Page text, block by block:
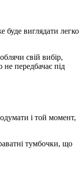
буде виглядати легко
свій вибір,
не передбачає під
і той момент,
тумбочки, що